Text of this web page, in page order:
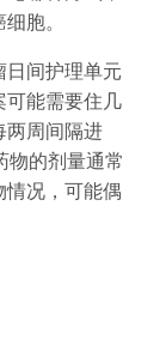
胞。
日间护理单元
可能需要住几
两周间隔进
物的剂量通常
情况，可能偶